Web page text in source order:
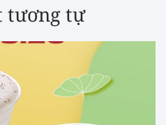
tương tự